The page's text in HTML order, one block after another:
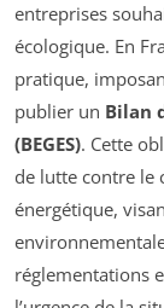
entreprises
écologique. En
pratique,
publier un Bilan
(BEGES). Cette
de lutte contre le
énergétique,
réglementations